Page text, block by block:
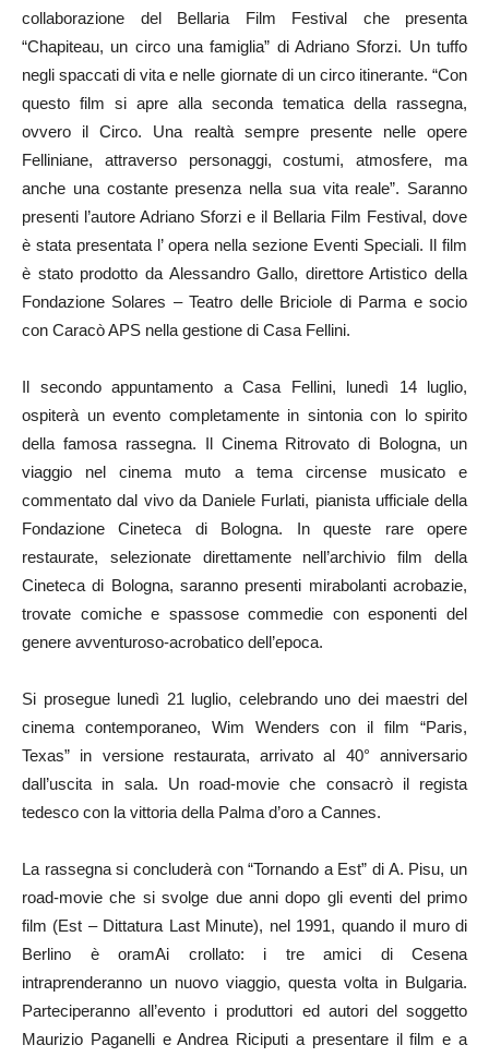
collaborazione del Bellaria Film Festival che presenta
“Chapiteau, un circo una famiglia” di Adriano Sforzi. Un tuffo
negli spaccati di vita e nelle giornate di un circo itinerante. “Con
questo film si apre alla seconda tematica della rassegna,
ovvero il Circo. Una realtà sempre presente nelle opere
Felliniane, attraverso personaggi, costumi, atmosfere, ma
anche una costante presenza nella sua vita reale”. Saranno
presenti l’autore Adriano Sforzi e il Bellaria Film Festival, dove
è stata presentata l’ opera nella sezione Eventi Speciali. Il film
è stato prodotto da Alessandro Gallo, direttore Artistico della
Fondazione Solares – Teatro delle Briciole di Parma e socio
con Caracò APS nella gestione di Casa Fellini.
Il secondo appuntamento a Casa Fellini, lunedì 14 luglio,
ospiterà un evento completamente in sintonia con lo spirito
della famosa rassegna. Il Cinema Ritrovato di Bologna, un
viaggio nel cinema muto a tema circense musicato e
commentato dal vivo da Daniele Furlati, pianista ufficiale della
Fondazione Cineteca di Bologna. In queste rare opere
restaurate, selezionate direttamente nell’archivio film della
Cineteca di Bologna, saranno presenti mirabolanti acrobazie,
trovate comiche e spassose commedie con esponenti del
genere avventuroso-acrobatico dell’epoca.
Si prosegue lunedì 21 luglio, celebrando uno dei maestri del
cinema contemporaneo, Wim Wenders con il film “Paris,
Texas” in versione restaurata, arrivato al 40° anniversario
dall’uscita in sala. Un road-movie che consacrò il regista
tedesco con la vittoria della Palma d’oro a Cannes.
La rassegna si concluderà con “Tornando a Est” di A. Pisu, un
road-movie che si svolge due anni dopo gli eventi del primo
film (Est – Dittatura Last Minute), nel 1991, quando il muro di
Berlino è oramAi crollato: i tre amici di Cesena
intraprenderanno un nuovo viaggio, questa volta in Bulgaria.
Parteciperanno all’evento i produttori ed autori del soggetto
Maurizio Paganelli e Andrea Riciputi a presentare il film e a